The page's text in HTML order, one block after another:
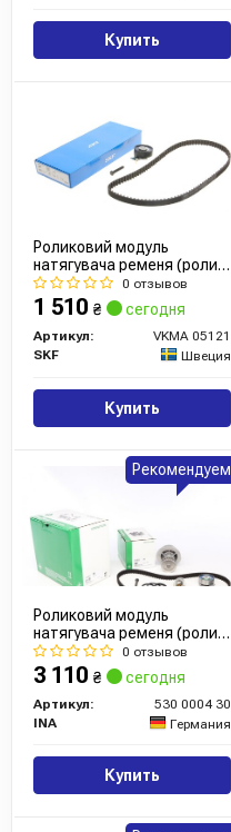
Купить
Роликовий модуль
натягувача ременя (ролик,
ремінь)
0 отзывов
1 510 ₴ сегодня
Артикул:
VKMA 05121
SKF
Швеция
Купить
Роликовий модуль
натягувача ременя (ролик,
ремінь, помпа)0 отзывов
3 110 ₴ сегодня
Артикул:
530 0004 30
INA
Германия
Купить
Рекомендуем